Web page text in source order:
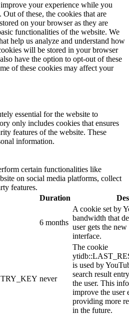
your experience while you
of these, the cookies that are
on your browser as they are
functionalities of the website. We
help us analyze and understand how
will be stored in your browser
have the option to opt-out of these
of these cookies may affect your
essential for the website to
only includes cookies that ensures
features of the website. These
information.
certain functionalities like
on social media platforms, collect
features.
Duration
6 months
A cookie set by
bandwidth that
user gets the
interface.
never
The cookie
is used by
search result
the user. This
improve the user
providing more
in the future.